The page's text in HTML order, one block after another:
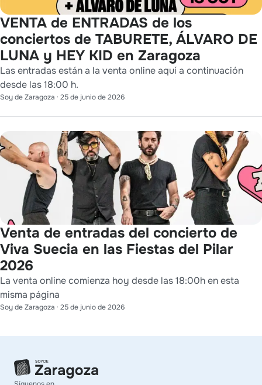
VENTA de ENTRADAS de los
conciertos de TABURETE, ÁLVARO DE
LUNA y HEY KID en Zaragoza
Las entradas están a la venta online aquí a continuación
desde las 18:00 h.
Soy de Zaragoza · 25 de junio de 2026
Venta de entradas del concierto de
Viva Suecia en las Fiestas del Pilar
2026
La venta online comienza hoy desde las 18:00h en esta
misma página
Soy de Zaragoza · 25 de junio de 2026